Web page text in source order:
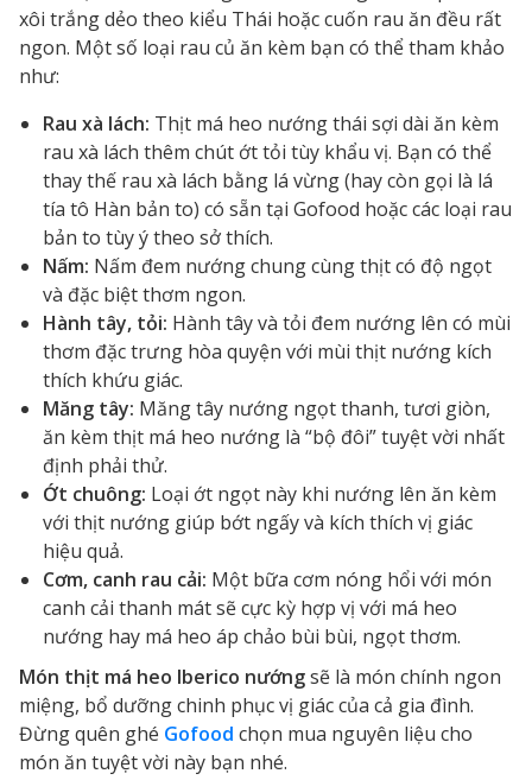
xôi trắng dẻo theo kiểu Thái hoặc cuốn rau ăn đều rất
ngon. Một số loại rau củ ăn kèm bạn có thể tham khảo
như:
Rau xà lách: Thịt má heo nướng thái sợi dài ăn kèm
rau xà lách thêm chút ớt tỏi tùy khẩu vị. Bạn có thể
thay thế rau xà lách bằng lá vừng (hay còn gọi là lá
tía tô Hàn bản to) có sẵn tại Gofood hoặc các loại rau
bản to tùy ý theo sở thích.
Nấm: Nấm đem nướng chung cùng thịt có độ ngọt
và đặc biệt thơm ngon.
Hành tây, tỏi: Hành tây và tỏi đem nướng lên có mùi
thơm đặc trưng hòa quyện với mùi thịt nướng kích
thích khứu giác.
Măng tây: Măng tây nướng ngọt thanh, tươi giòn,
ăn kèm thịt má heo nướng là “bộ đôi” tuyệt vời nhất
định phải thử.
Ớt chuông: Loại ớt ngọt này khi nướng lên ăn kèm
với thịt nướng giúp bớt ngấy và kích thích vị giác
hiệu quả.
Cơm, canh rau cải: Một bữa cơm nóng hổi với món
canh cải thanh mát sẽ cực kỳ hợp vị với má heo
nướng hay má heo áp chảo bùi bùi, ngọt thơm.
Món thịt má heo Iberico nướngsẽ là món chính ngon
miệng, bổ dưỡng chinh phục vị giác của cả gia đình.
Đừng quên ghé Gofood chọn mua nguyên liệu cho
món ăn tuyệt vời này bạn nhé.